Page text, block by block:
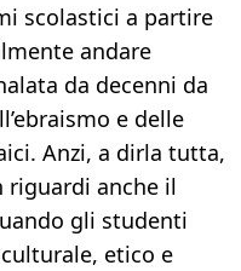
scolastici a partire
andare
da decenni da
e delle
Anzi, a dirla tutta,
riguardi anche il
gli studenti
etico e